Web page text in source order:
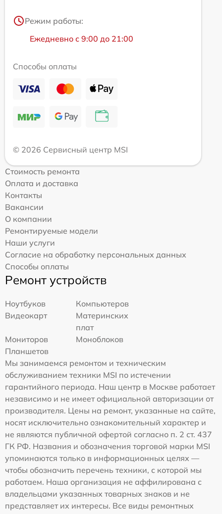
Режим работы:
Ежедневно с 9:00 до 21:00
Способы оплаты
© 2026 Сервисный центр MSI
Стоимость ремонта
Оплата и доставка
Контакты
Вакансии
О компании
Ремонтируемые модели
Наши услуги
Согласие на обработку персональных данных
Способы оплаты
Ремонт устройств
Ноутбуков
Компьютеров
Видеокарт
Материнских
плат
Мониторов
Моноблоков
Планшетов
Мы занимаемся ремонтом и техническим
обслуживанием техники MSI по истечении
гарантийного периода. Наш центр в Москве работает
независимо и не имеет официальной авторизации от
производителя. Цены на ремонт, указанные на сайте,
носят исключительно ознакомительный характер и
не являются публичной офертой согласно п. 2 ст. 437
ГК РФ. Названия и обозначения торговой марки MSI
упоминаются только в информационных целях —
чтобы обозначить перечень техники, с которой мы
работаем. Наша организация не аффилирована с
владельцами указанных товарных знаков и не
представляет их интересы. Все виды ремонтных